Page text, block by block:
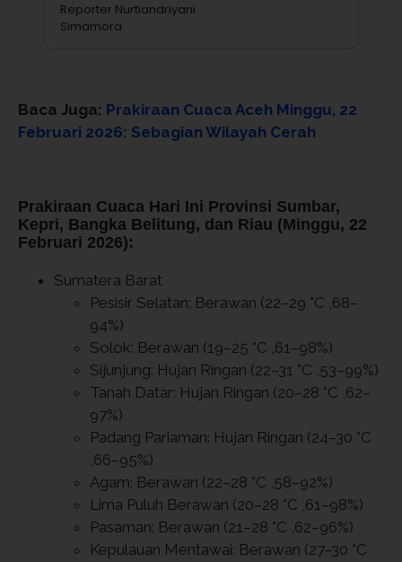
Reporter Nurtiandriyani
Simamora
Baca Juga: Prakiraan Cuaca Aceh Minggu, 22
Februari 2026: Sebagian Wilayah Cerah
Prakiraan Cuaca Hari Ini Provinsi Sumbar,
Kepri, Bangka Belitung, dan Riau (Minggu, 22
Februari 2026):
Sumatera Barat
Pesisir Selatan: Berawan (22–29 °C ,68–
94%)
Solok: Berawan (19–25 °C ,61–98%)
Sijunjung: Hujan Ringan (22–31 °C ,53–99%)
Tanah Datar: Hujan Ringan (20–28 °C ,62–
97%)
Padang Pariaman: Hujan Ringan (24–30 °C
,66–95%)
Agam: Berawan (22–28 °C ,58–92%)
Lima Puluh Berawan (20–28 °C ,61–98%)
Pasaman: Berawan (21–28 °C ,62–96%)
Kepulauan Mentawai: Berawan (27–30 °C